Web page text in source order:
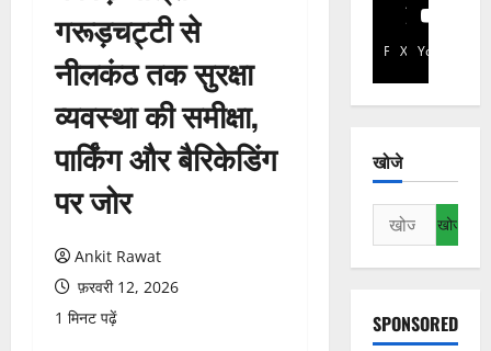
गरूड़चट्टी से
नीलकंठ तक सुरक्षा
व्यवस्था की समीक्षा,
पार्किंग और बैरिकेडिंग
पर जोर
Ankit Rawat
फ़रवरी 12, 2026
1 मिनट पढ़ें
Facebook
X YouTube
खोजे
निम्न
को
खोजें:
SPONSORED